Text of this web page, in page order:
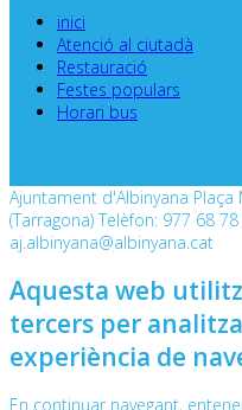
inici
Atenció al ciutadà
Restauració
Festes populars
Horari bus
Ajuntament d'Albinyana Plaça
(Tarragona) Telèfon: 977 68
aj.albinyana@albinyana.cat
Aquesta web
tercers per
experiència de
En continuar navegant,